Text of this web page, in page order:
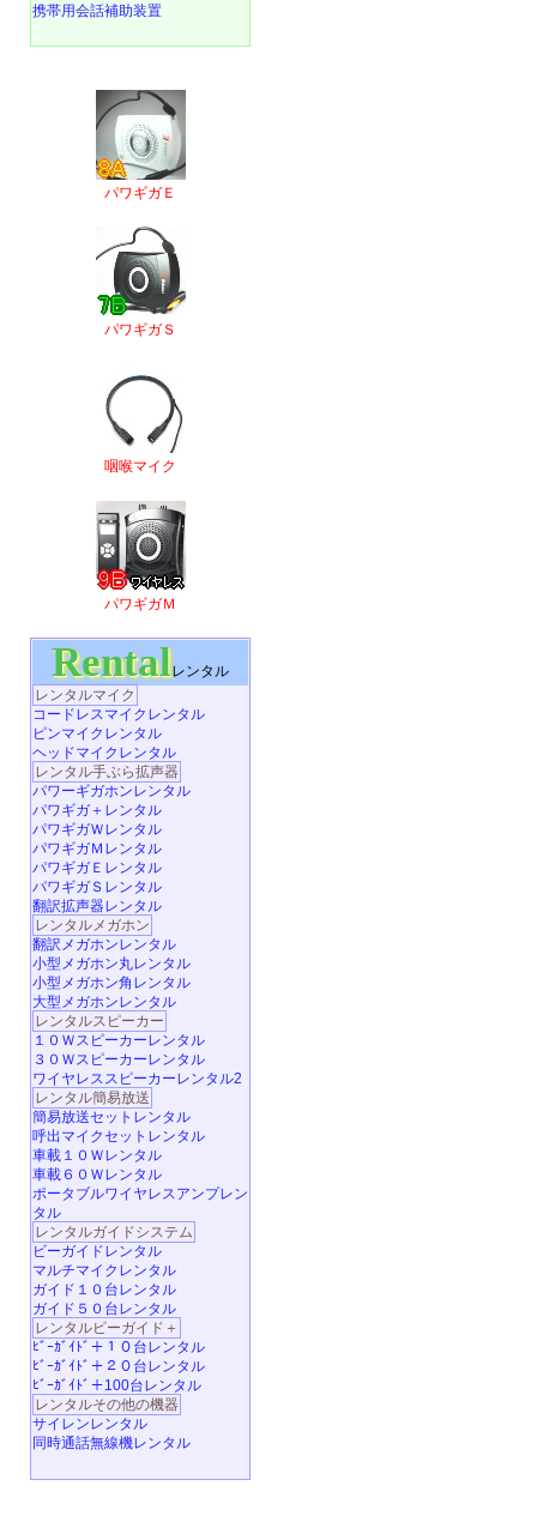
携帯用会話補助装置
パワギガＥ
パワギガＳ
咽喉マイク
パワギガＭ
Rentalレンタル
レンタルマイク
コードレスマイクレンタル
ピンマイクレンタル
ヘッドマイクレンタル
レンタル手ぶら拡声器
パワーギガホンレンタル
パワギガ＋レンタル
パワギガＷレンタル
パワギガＭレンタル
パワギガＥレンタル
パワギガＳレンタル
翻訳拡声器レンタル
レンタルメガホン
翻訳メガホンレンタル
小型メガホン丸レンタル
小型メガホン角レンタル
大型メガホンレンタル
レンタルスピーカー
１０Ｗスピーカーレンタル
３０Ｗスピーカーレンタル
ワイヤレススピーカーレンタル2
レンタル簡易放送
簡易放送セットレンタル
呼出マイクセットレンタル
車載１０Ｗレンタル
車載６０Ｗレンタル
ポータブルワイヤレスアンプレン
タル
レンタルガイドシステム
ビーガイドレンタル
マルチマイクレンタル
ガイド１０台レンタル
ガイド５０台レンタル
レンタルビーガイド＋
ﾋﾞｰｶﾞｲﾄﾞ＋１０台レンタル
ﾋﾞｰｶﾞｲﾄﾞ＋２０台レンタル
ﾋﾞｰｶﾞｲﾄﾞ＋100台レンタル
レンタルその他の機器
サイレンレンタル
同時通話無線機レンタル